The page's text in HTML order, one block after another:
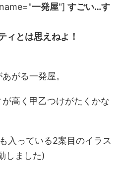
一発屋"] すごい…す
ィとは思えねよ！
がる一発屋。
高く甲乙つけがたくかな
入っている2案目のイラス
しました)